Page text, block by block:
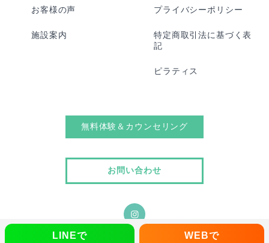
お客様の声
施設案内
プライバシーポリシー
特定商取引法に基づく表
記
ピラティス
無料体験＆カウンセリング
お問い合わせ
LINEで WEBで